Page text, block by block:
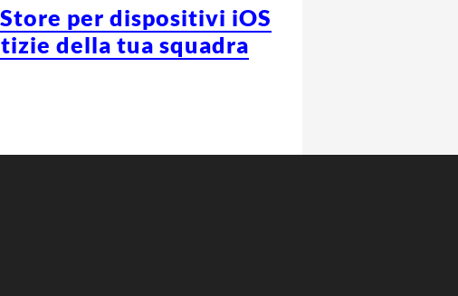
per dispositivi iOS
della tua squadra